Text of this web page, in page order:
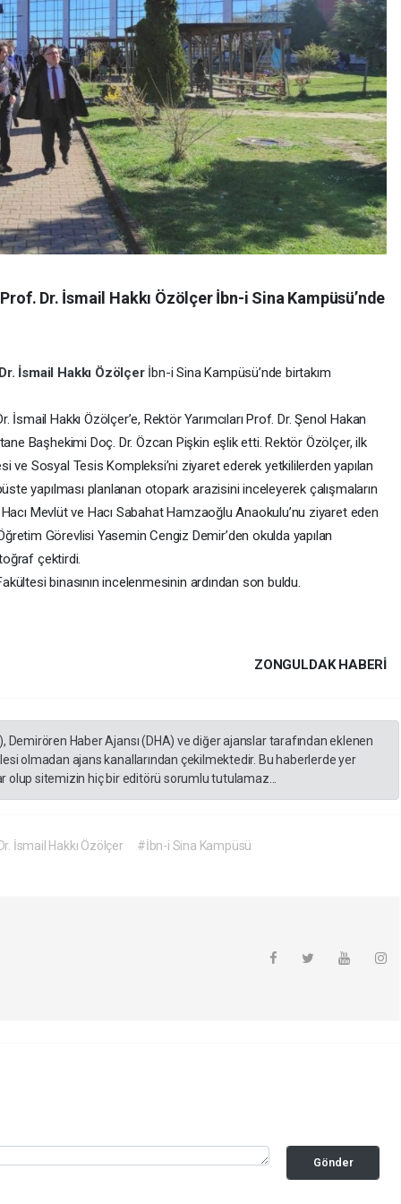
Dr. İsmail Hakkı Özölçer İbn-i Sina Kampüsü’nde
İsmail Hakkı Özölçer İbn-i Sina Kampüsü’nde birtakım
İsmail Hakkı Özölçer’e, Rektör Yarımcıları Prof. Dr. Şenol Hakan
Başhekimi Doç. Dr. Özcan Pişkin eşlik etti. Rektör Özölçer, ilk
ve Sosyal Tesis Kompleksi’ni ziyaret ederek yetkililerden yapılan
yapılması planlanan otopark arazisini inceleyerek çalışmaların
Mevlüt ve Hacı Sabahat Hamzaoğlu Anaokulu’nu ziyaret eden
Görevlisi Yasemin Cengiz Demir’den okulda yapılan
çektirdi.
binasının incelenmesinin ardından son buldu.
ZONGULDAK HABERİ
Demirören Haber Ajansı (DHA) ve diğer ajanslar tarafından eklenen
olmadan ajans kanallarından çekilmektedir. Bu haberlerde yer
olup sitemizin hiç bir editörü sorumlu tutulamaz...
İsmail Hakkı Özölçer #İbn-i Sina Kampüsü
Gönder